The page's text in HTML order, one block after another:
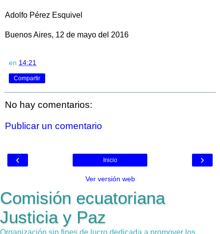
Adolfo Pérez Esquivel
Buenos Aires, 12 de mayo del 2016
en 14:21
Compartir
No hay comentarios:
Publicar un comentario
‹ ›
Inicio
Ver versión web
Comisión ecuatoriana
Justicia y Paz
Organización sin fines de lucro dedicada a promover los